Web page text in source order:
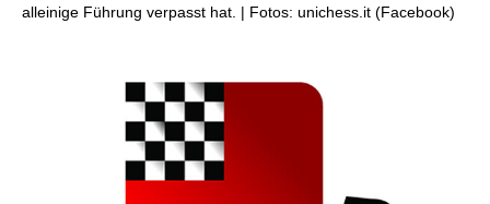
alleinige Führung verpasst hat. | Fotos: unichess.it (Facebook)